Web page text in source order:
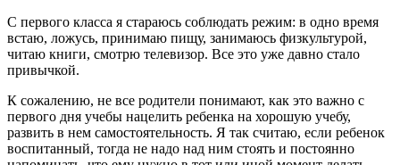
С первого класса я стараюсь соблюдать режим: в одно время
встаю, ложусь, принимаю пищу, занимаюсь физкультурой,
читаю книги, смотрю телевизор. Все это уже давно стало
привычкой.
К сожалению, не все родители понимают, как это важно с
первого дня учебы нацелить ребенка на хорошую учебу,
развить в нем самостоятельность. Я так считаю, если ребенок
воспитанный, тогда не надо над ним стоять и постоянно